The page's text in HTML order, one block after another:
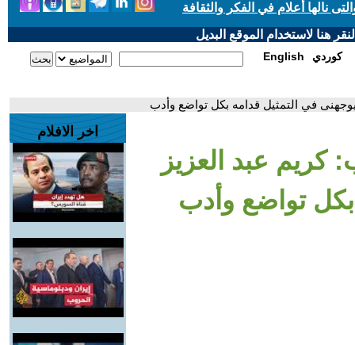
نالها أعلام في الفكر والثقافة
هنا لاستخدام الموقع البديل
English كوردي
في التمثيل قدامه بكل تواضع وأدب
كريم عبد العزيز
تواضع وأدب
اخر الافلام